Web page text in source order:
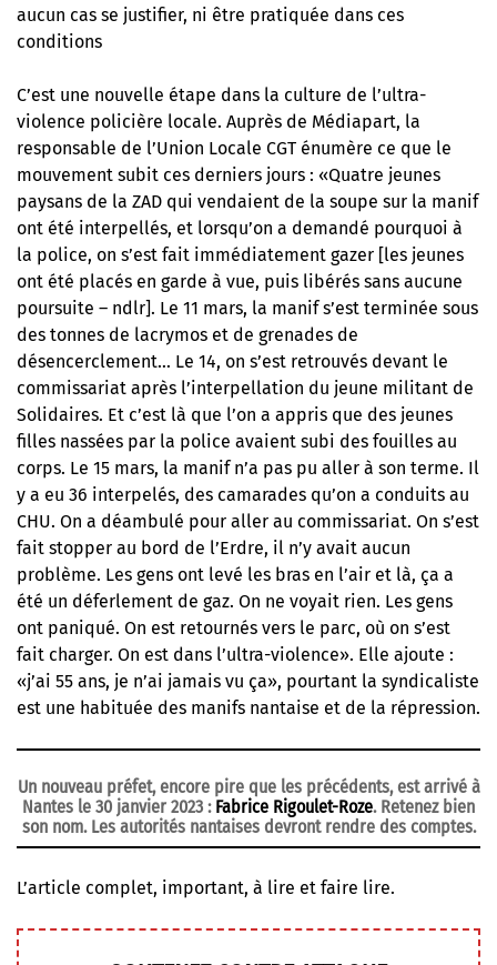
aucun cas se justifier, ni être pratiquée dans ces
conditions
C’est une nouvelle étape dans la culture de l’ultra-
violence policière locale. Auprès de Médiapart, la
responsable de l’Union Locale CGT énumère ce que le
mouvement subit ces derniers jours : «Quatre jeunes
paysans de la ZAD qui vendaient de la soupe sur la manif
ont été interpellés, et lorsqu’on a demandé pourquoi à
la police, on s’est fait immédiatement gazer [les jeunes
ont été placés en garde à vue, puis libérés sans aucune
poursuite – ndlr]. Le 11 mars, la manif s’est terminée sous
des tonnes de lacrymos et de grenades de
désencerclement… Le 14, on s’est retrouvés devant le
commissariat après l’interpellation du jeune militant de
Solidaires. Et c’est là que l’on a appris que des jeunes
filles nassées par la police avaient subi des fouilles au
corps. Le 15 mars, la manif n’a pas pu aller à son terme. Il
y a eu 36 interpelés, des camarades qu’on a conduits au
CHU. On a déambulé pour aller au commissariat. On s’est
fait stopper au bord de l’Erdre, il n’y avait aucun
problème. Les gens ont levé les bras en l’air et là, ça a
été un déferlement de gaz. On ne voyait rien. Les gens
ont paniqué. On est retournés vers le parc, où on s’est
fait charger. On est dans l’ultra-violence». Elle ajoute :
«j’ai 55 ans, je n’ai jamais vu ça», pourtant la syndicaliste
est une habituée des manifs nantaise et de la répression.
Un nouveau préfet, encore pire que les précédents, est arrivé à
Nantes le 30 janvier 2023 : Fabrice Rigoulet-Roze. Retenez bien
son nom. Les autorités nantaises devront rendre des comptes.
L’article complet, important, à lire et faire lire.